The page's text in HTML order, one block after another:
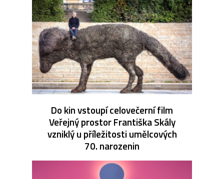
Do kin vstoupí celovečerní film
Veřejný prostor Františka Skály
vzniklý u příležitosti umělcových
70. narozenin